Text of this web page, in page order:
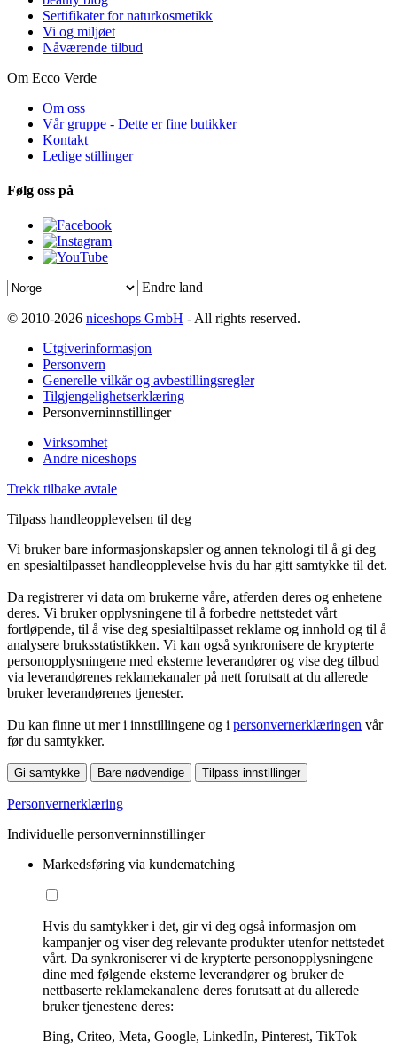
Sertifikater for naturkosmetikk
Vi og miljøet
Nåværende tilbud
Om Ecco Verde
Om oss
Vår gruppe - Dette er fine butikker
Kontakt
Ledige stillinger
Følg oss på
Endre land
© 2010-2026 niceshops GmbH - All rights reserved.
Utgiverinformasjon
Personvern
Generelle vilkår og avbestillingsregler
Tilgjengelighetserklæring
Personverninnstillinger
Virksomhet
Andre niceshops
Trekk tilbake avtale
Tilpass handleopplevelsen til deg
Vi bruker bare informasjonskapsler og annen teknologi til å gi deg
en spesialtilpasset handleopplevelse hvis du har gitt samtykke til det.
Da registrerer vi data om brukerne våre, atferden deres og enhetene
deres. Vi bruker opplysningene til å forbedre nettstedet vårt
fortløpende, til å vise deg spesialtilpasset reklame og innhold og til å
analysere bruksstatistikken. Vi kan også synkronisere de krypterte
personopplysningene med eksterne leverandører og vise deg tilbud
via leverandørenes reklamekanaler på nett forutsatt at du allerede
bruker leverandørenes tjenester.
Du kan finne ut mer i innstillingene og i personvernerklæringen vår
før du samtykker.
Gi samtykke Bare nødvendige Tilpass innstillinger
Personvernerklæring
Individuelle personverninnstillinger
Markedsføring via kundematching
Hvis du samtykker i det, gir vi deg også informasjon om
kampanjer og viser deg relevante produkter utenfor nettstedet
vårt. Da synkroniserer vi de krypterte personopplysningene
dine med følgende eksterne leverandører og bruker de
nettbaserte reklamekanalene deres forutsatt at du allerede
bruker tjenestene deres:
Bing, Criteo, Meta, Google, LinkedIn, Pinterest, TikTok